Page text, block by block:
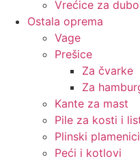
Vrećice za
Ostala oprema
Vage
Prešice
Za čvarke
Za
Kante za mast
Pile za kosti i
Plinski
Peći i kotlovi